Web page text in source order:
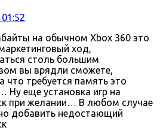
на обычном Xbox 360 это
ход,
столь большим
вы врядли сможете,
что требуется память это
Ну еще установка игр на
при желании… В любом случае
добавить недостающий